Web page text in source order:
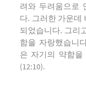
려와 두려움으로
다. 그러한 가운데
되었습니다. 그리
함을 자랑했습니
은 자기의 약함을
(12:10).